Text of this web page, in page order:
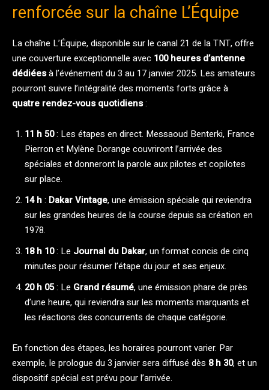
renforcée sur la chaîne L’Équipe
La chaîne L’Équipe, disponible sur le canal 21 de la TNT, offre
une couverture exceptionnelle avec 100 heures d’antenne
dédiéesà l’événement du 3 au 17 janvier 2025. Les amateurs
pourront suivre l’intégralité des moments forts grâce à
quatre rendez-vous quotidiens:
11 h 50: Les étapes en direct. Messaoud Benterki, France
Pierron et Mylène Dorange couvriront l’arrivée des
spéciales et donneront la parole aux pilotes et copilotes
sur place.
14 h: Dakar Vintage, une émission spéciale qui reviendra
sur les grandes heures de la course depuis sa création en
1978.
18 h 10: Le Journal du Dakar, un format concis de cinq
minutes pour résumer l’étape du jour et ses enjeux.
20 h 05: Le Grand résumé, une émission phare de près
d’une heure, qui reviendra sur les moments marquants et
les réactions des concurrents de chaque catégorie.
En fonction des étapes, les horaires pourront varier. Par
exemple, le prologue du 3 janvier sera diffusé dès 8 h 30, et un
dispositif spécial est prévu pour l’arrivée.